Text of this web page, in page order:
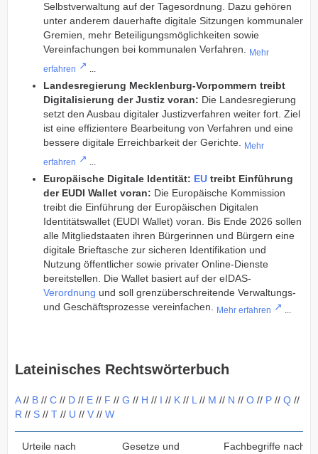
Selbstverwaltung auf der Tagesordnung. Dazu gehören
unter anderem dauerhafte digitale Sitzungen kommunaler
Gremien, mehr Beteiligungsmöglichkeiten sowie
Vereinfachungen bei kommunalen Verfahren. Mehr
erfahren
Landesregierung Mecklenburg-Vorpommern treibt
Digitalisierung der Justiz voran: Die Landesregierung
setzt den Ausbau digitaler Justizverfahren weiter fort. Ziel
ist eine effizientere Bearbeitung von Verfahren und eine
bessere digitale Erreichbarkeit der Gerichte.
Mehr
erfahren
Europäische Digitale Identität: EU treibt Einführung
der EUDI Wallet voran: Die Europäische Kommission
treibt die Einführung der Europäischen Digitalen
Identitätswallet (EUDI Wallet) voran. Bis Ende 2026 sollen
alle Mitgliedstaaten ihren Bürgerinnen und Bürgern eine
digitale Brieftasche zur sicheren Identifikation und
Nutzung öffentlicher sowie privater Online-Dienste
bereitstellen. Die Wallet basiert auf der eIDAS-
Verordnung und soll grenzüberschreitende Verwaltungs-
und Geschäftsprozesse vereinfachen.
Mehr erfahren
Lateinisches Rechtswörterbuch
A// B // C // D // E // F // G // H // I // K // L// M // N // O // P // Q //
R // S // T // U // V // W
Urteile nach
Gesetze und
Fachbegriffe nach